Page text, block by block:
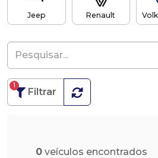
Jeep Renault
Filtrar
1
0 veículos encontrados